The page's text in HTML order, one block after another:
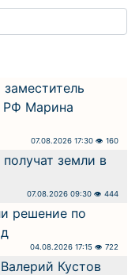
РФ Марина
07.08.2026 17:30 👁 160
земли в
07.08.2026 09:30 👁 444
решение по
04.08.2026 17:15 👁 722
Кустов